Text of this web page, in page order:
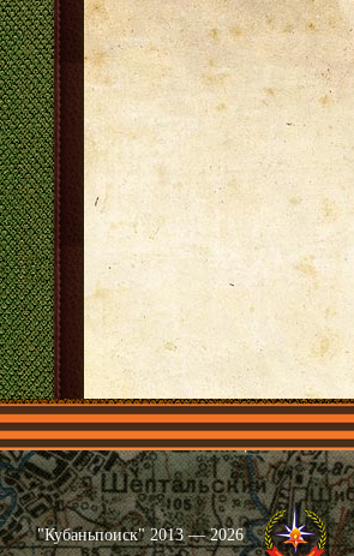
Главная Имена Общественные
"Кубаньпоиск" 2013 — 2026